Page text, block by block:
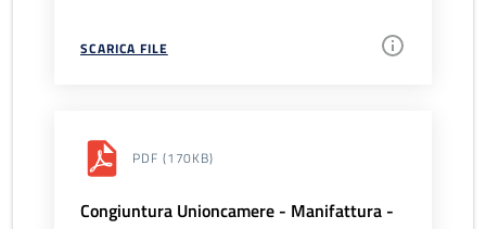
SCARICA FILE
PDF (170KB)
Congiuntura Unioncamere - Manifattura -